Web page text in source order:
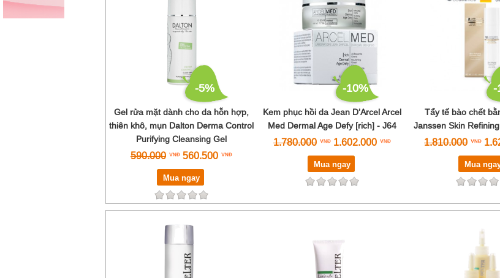
ZO Skin Health
-5%
Gel rửa mặt dành cho da hỗn hợp,
thiên khô, mụn Dalton Derma Control
Purifying Cleansing Gel
590.000 560.500
Mua ngay
-10%
Kem phục hồi da Jean D’Arcel Arcel
Med Dermal Age Defy [rich] - J64
1.780.000 1.602.000
Mua ngay
-
Tẩy tế bào chết
Janssen Skin
1.810.000
Mua